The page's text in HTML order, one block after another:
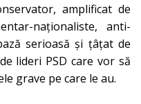
amplificat de
naționaliste, anti-
serioasă și țâțat de
lideri PSD care vor să
grave pe care le au.